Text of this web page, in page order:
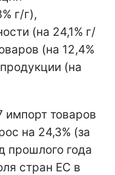
г/г),
(на 24,1% г/
(на 12,4%
(на
импорт товаров
на 24,3% (за
прошлого года
стран ЕС в